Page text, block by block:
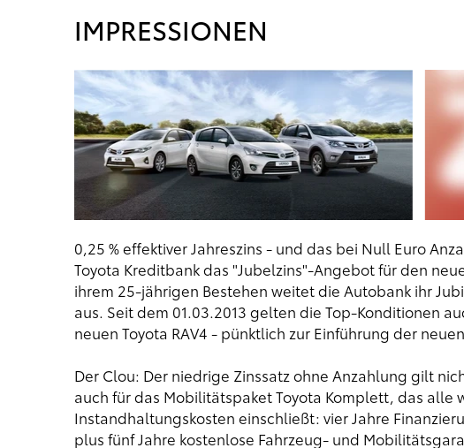
IMPRESSIONEN
0,25 % effektiver Jahreszins - und das bei Null Euro
Toyota Kreditbank das "Jubelzins"-Angebot für den
ihrem 25-jährigen Bestehen weitet die Autobank ihr
aus. Seit dem 01.03.2013 gelten die Top-Konditionen
neuen Toyota RAV4 - pünktlich zur Einführung der
Der Clou: Der niedrige Zinssatz ohne Anzahlung gilt
auch für das Mobilitätspaket Toyota Komplett, das alle
Instandhaltungskosten einschließt: vier Jahre
plus fünf Jahre kostenlose Fahrzeug- und